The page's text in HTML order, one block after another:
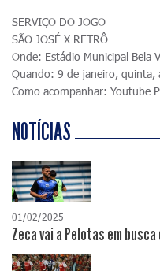
SERVIÇO DO JOGO
SÃO JOSÉ X RETRÔ
Onde: Estádio Municipal Bela
Quando: 9 de janeiro, quinta,
Como acompanhar: Youtube
NOTÍCIAS
01/02/2025
Zeca vai a Pelotas em